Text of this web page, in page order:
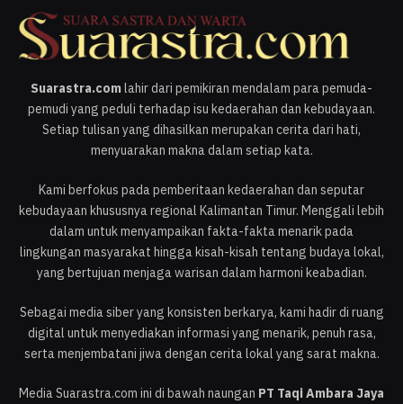
Suarastra.comlahir dari pemikiran mendalam para pemuda-
pemudi yang peduli terhadap isu kedaerahan dan kebudayaan.
Setiap tulisan yang dihasilkan merupakan cerita dari hati,
menyuarakan makna dalam setiap kata.
Kami berfokus pada pemberitaan kedaerahan dan seputar
kebudayaan khususnya regional Kalimantan Timur. Menggali lebih
dalam untuk menyampaikan fakta-fakta menarik pada
lingkungan masyarakat hingga kisah-kisah tentang budaya lokal,
yang bertujuan menjaga warisan dalam harmoni keabadian.
Sebagai media siber yang konsisten berkarya, kami hadir di ruang
digital untuk menyediakan informasi yang menarik, penuh rasa,
serta menjembatani jiwa dengan cerita lokal yang sarat makna.
Media Suarastra.com ini di bawah naungan PT Taqi Ambara Jaya